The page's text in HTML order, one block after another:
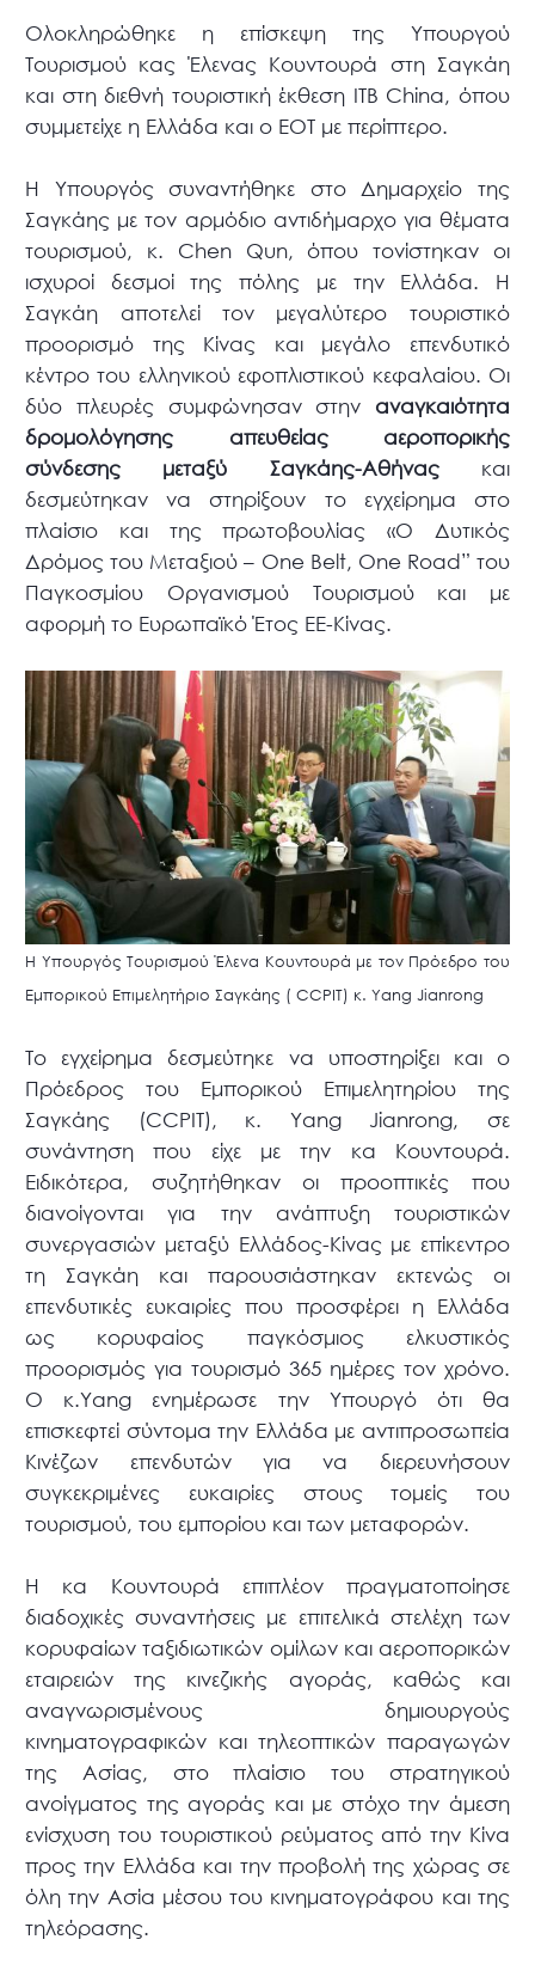
Ολοκληρώθηκε η επίσκεψη της Υπουργού
Τουρισμού κας Έλενας Κουντουρά στη Σαγκάη
και στη διεθνή τουριστική έκθεση ITB China, όπου
συμμετείχε η Ελλάδα και ο ΕΟΤ με περίπτερο.
Η Υπουργός συναντήθηκε στο Δημαρχείο της
Σαγκάης με τον αρμόδιο αντιδήμαρχο για θέματα
τουρισμού, κ. Chen Qun, όπου τονίστηκαν οι
ισχυροί δεσμοί της πόλης με την Ελλάδα. Η
Σαγκάη αποτελεί τον μεγαλύτερο τουριστικό
προορισμό της Κίνας και μεγάλο επενδυτικό
κέντρο του ελληνικού εφοπλιστικού κεφαλαίου. Οι
δύο πλευρές συμφώνησαν στην αναγκαιότητα
δρομολόγησης απευθείας αεροπορικής
σύνδεσης μεταξύ Σαγκάης-Αθήναςκαι
δεσμεύτηκαν να στηρίξουν το εγχείρημα στο
πλαίσιο και της πρωτοβουλίας «Ο Δυτικός
Δρόμος του Μεταξιού – One Belt, One Road” του
Παγκοσμίου Οργανισμού Τουρισμού και με
αφορμή το Ευρωπαϊκό Έτος ΕΕ-Κίνας.
Η Υπουργός Τουρισμού Έλενα Κουντουρά με τον Πρόεδρο του
Εμπορικού Επιμελητήριο Σαγκάης ( CCPIT) κ. Yang Jianrong
Το εγχείρημα δεσμεύτηκε να υποστηρίξει και ο
Πρόεδρος του Εμπορικού Επιμελητηρίου της
Σαγκάης (CCPIT), κ. Yang Jianrong, σε
συνάντηση που είχε με την κα Κουντουρά.
Ειδικότερα, συζητήθηκαν οι προοπτικές που
διανοίγονται για την ανάπτυξη τουριστικών
συνεργασιών μεταξύ Ελλάδος-Κίνας με επίκεντρο
τη Σαγκάη και παρουσιάστηκαν εκτενώς οι
επενδυτικές ευκαιρίες που προσφέρει η Ελλάδα
ως κορυφαίος παγκόσμιος ελκυστικός
προορισμός για τουρισμό 365 ημέρες τον χρόνο.
Ο κ.Yang ενημέρωσε την Υπουργό ότι θα
επισκεφτεί σύντομα την Ελλάδα με αντιπροσωπεία
Κινέζων επενδυτών για να διερευνήσουν
συγκεκριμένες ευκαιρίες στους τομείς του
τουρισμού, του εμπορίου και των μεταφορών.
Η κα Κουντουρά επιπλέον πραγματοποίησε
διαδοχικές συναντήσεις με επιτελικά στελέχη των
κορυφαίων ταξιδιωτικών ομίλων και αεροπορικών
εταιρειών της κινεζικής αγοράς, καθώς και
αναγνωρισμένους δημιουργούς
κινηματογραφικών και τηλεοπτικών παραγωγών
της Ασίας, στο πλαίσιο του στρατηγικού
ανοίγματος της αγοράς και με στόχο την άμεση
ενίσχυση του τουριστικού ρεύματος από την Κίνα
προς την Ελλάδα και την προβολή της χώρας σε
όλη την Ασία μέσου του κινηματογράφου και της
τηλεόρασης.